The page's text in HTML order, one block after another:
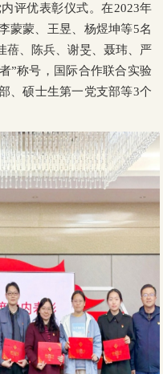
评优表彰仪式。在2023年
蒙蒙、王昱、杨煜坤等5名
蓓、陈兵、谢旻、聂玮、严
”称号，国际合作联合实验
、硕士生第一党支部等3个